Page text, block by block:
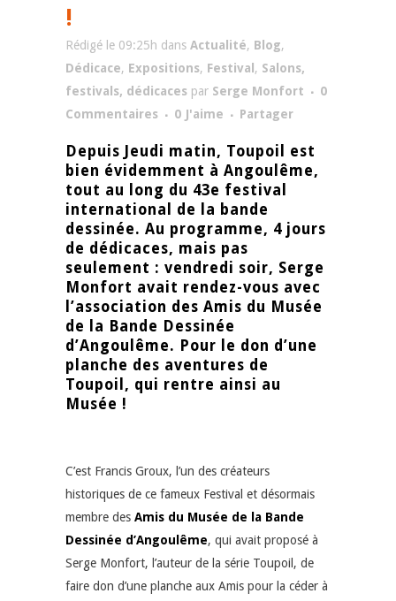
!
Rédigé le 09:25h dans Actualité, Blog,
Dédicace, Expositions, Festival , Salons,
festivals, dédicaces par Serge Monfort
0
Commentaires
0 J'aime Partager
Depuis Jeudi matin, Toupoil est
bien évidemment à Angoulême,
tout au long du 43e festival
international de la bande
dessinée. Au programme, 4 jours
de dédicaces, mais pas
seulement : vendredi soir, Serge
Monfort avait rendez-vous avec
l’association des Amis du Musée
de la Bande Dessinée
d’Angoulême. Pour le don d’une
planche des aventures de
Toupoil, qui rentre ainsi au
Musée !
C’est Francis Groux, l’un des créateurs
historiques de ce fameux Festival et désormais
membre des Amis du Musée de la Bande
Dessinée d’Angoulême, qui avait proposé à
Serge Monfort, l’auteur de la série Toupoil, de
faire don d’une planche aux Amis pour la céder à